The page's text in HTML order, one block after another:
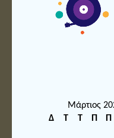
Μάρτιος
Δ
Τ Τ Π Π